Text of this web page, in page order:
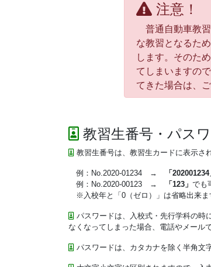
注意！
普通自動車教習
な教習となるた
します。そのため
てしまいますの
てきた場合は、
教習生番号・パス
教習生番号は、教習生カードに表示さ
例：No.2020-01234 → 「202001234
例：No.2020-00123 →
「123」 でも
※入校年と「0（ゼロ）」は省略出来ま
パスワードは、入校式・先行学科の時
なくなってしまった場合、電話やメール
パスワードは、カタカナを除く半角文